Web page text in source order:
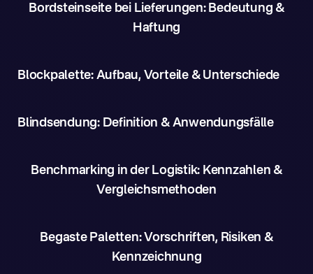
Bordsteinseite bei Lieferungen: Bedeutung &
Haftung
Blockpalette: Aufbau, Vorteile & Unterschiede
Blindsendung: Definition & Anwendungsfälle
Benchmarking in der Logistik: Kennzahlen &
Vergleichsmethoden
Begaste Paletten: Vorschriften, Risiken &
Kennzeichnung